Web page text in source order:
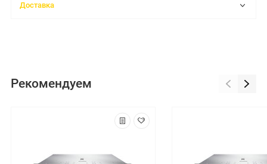
Доставка
Рекомендуем